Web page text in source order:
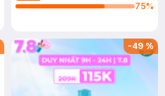
75%
-49%